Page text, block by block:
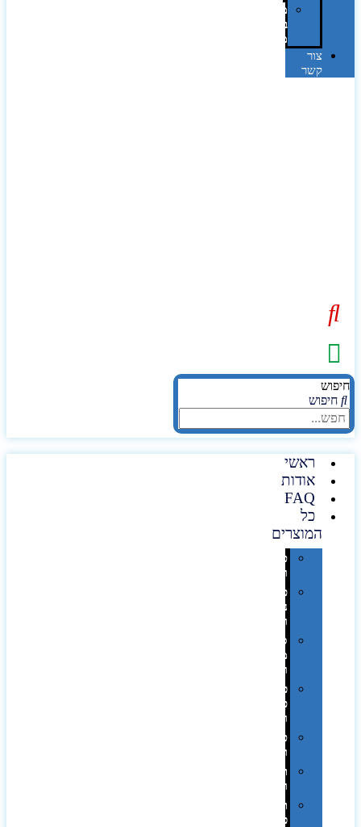
מיתוג
באמצעות
מדבקות
צור
קשר
חיפוש
ראשי
אודות
FAQ
כל
המוצרים
טכנולוגיה
וגאדג'טים
פנאי,
נופש
ונסיעות
סביבת
משרד
ופרימיום
כלים,
פנסים
ורכב
טקסטיל
וחורף
תיקים
ומזוודות
תערוכות,
כנסים